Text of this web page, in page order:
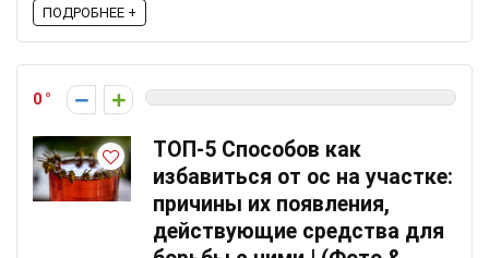
ПОДРОБНЕЕ +
0
ТОП-5 Способов как
избавиться от ос на участке:
причины их появления,
действующие средства для